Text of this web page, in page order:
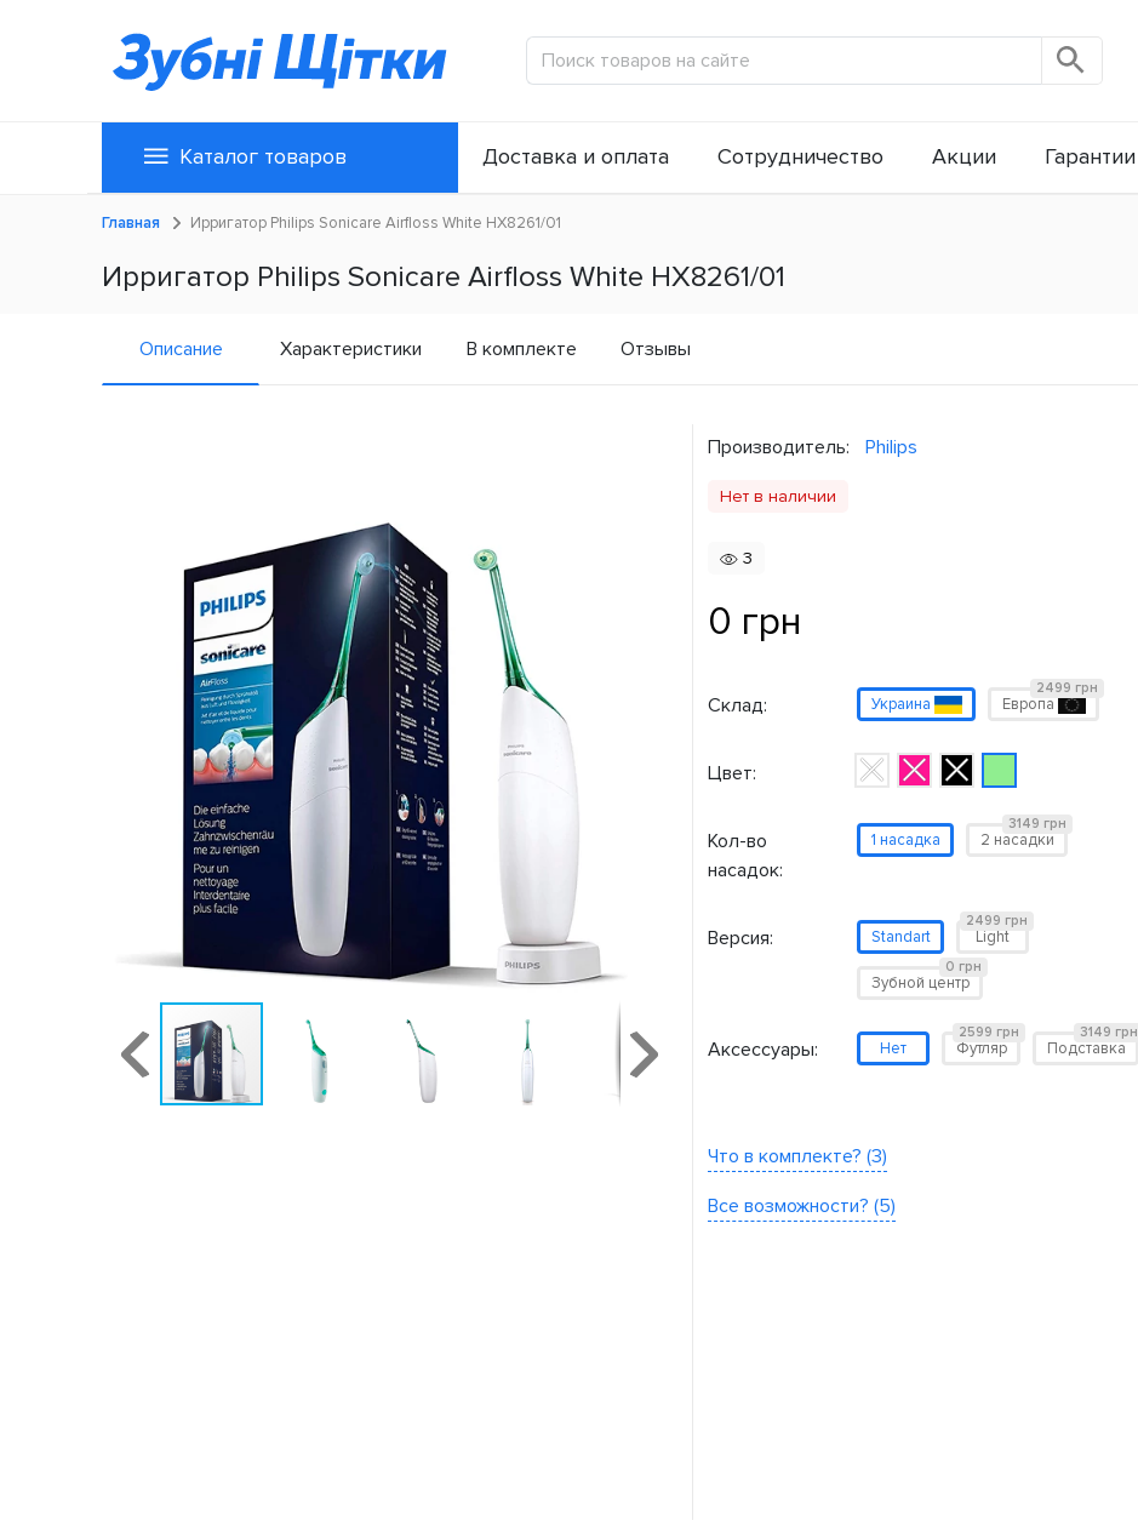
Каталог товаров Доставка и оплата Сотрудничество Акции Гарантии
Главная Ирригатор Philips Sonicare Airfloss White HX8261/01
Ирригатор Philips Sonicare Airfloss White HX8261/01
Описание Характеристики В комплекте Отзывы
Производитель: Philips
Нет в наличии
3
0 грн
Склад: Украина Европа
2499 грн
Цвет:
Кол-во
насадок:
1 насадка 2 насадки
3149 грн
Версия: Standart Light
2499 грн
Зубной центр
0 грн
Аксессуары: Нет Футляр
2599 грн
Подставка
3149 грн
Что в комплекте? (3)
Все возможности? (5)